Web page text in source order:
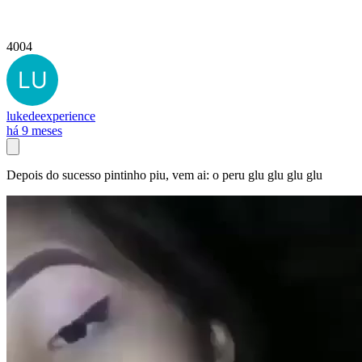
4004
lukedeexperience
há 9 meses
Depois do sucesso pintinho piu, vem ai: o peru glu glu glu glu